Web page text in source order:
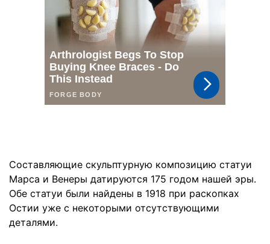
Составляющие скульптурную композицию статуи
Марса и Венеры датируются 175 годом нашей эры.
Обе статуи были найдены в 1918 при раскопках
Остии уже с некоторыми отсутствующими
деталями.